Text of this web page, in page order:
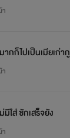
กก็ไปเป็นเมียเก่ากู
มีใส่ ซักเสร็จยัง